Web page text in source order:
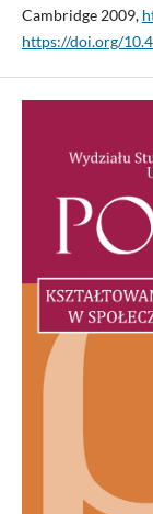
Cambridge 2009,
https://doi.org/